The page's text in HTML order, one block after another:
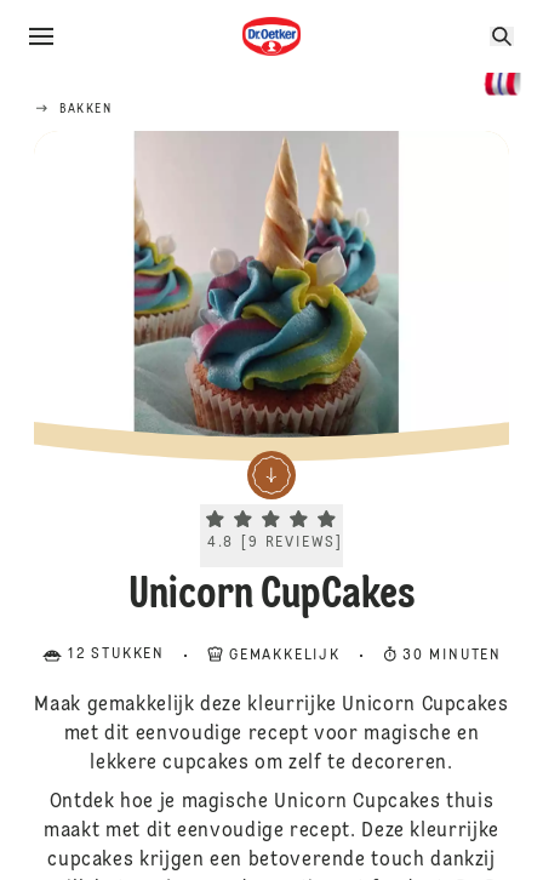
BAKKEN
Current rating 4.8. Click to rate.
4.8 [9 REVIEWS
Unicorn CupCakes
12 STUKKEN GEMAKKELIJK 30 MINUTEN
Maak gemakkelijk deze kleurrijke Unicorn Cupcakes
met dit eenvoudige recept voor magische en
lekkere cupcakes om zelf te decoreren.
Ontdek hoe je magische Unicorn Cupcakes thuis
maakt met dit eenvoudige recept. Deze kleurrijke
cupcakes krijgen een betoverende touch dankzij